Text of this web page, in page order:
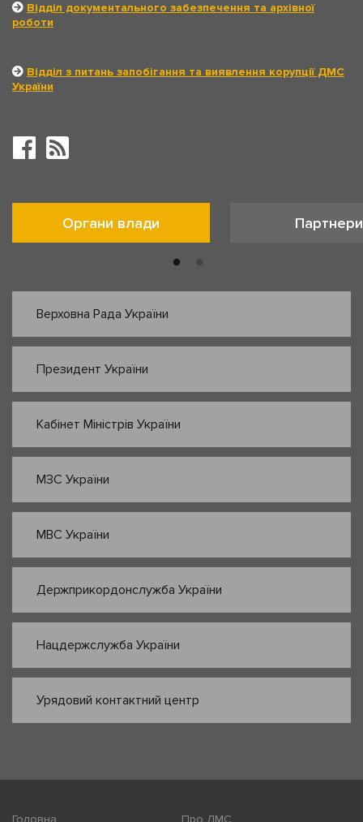
Відділ документального забезпечення та архівної
роботи
Відділ з питань запобігання та виявлення корупції ДМС
України
Органи влади Партнери
Верховна Рада України
Президент України
Кабінет Міністрів України
МЗС України
МВС України
Держприкордонслужба України
Нацдержслужба України
Урядовий контактний центр